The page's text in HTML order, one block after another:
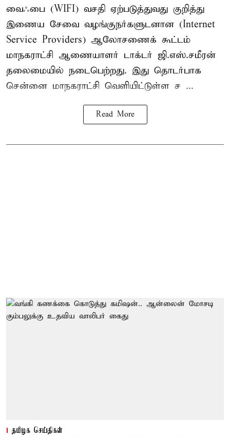
வைஃபை (WIFI) வசதி ஏற்படுத்துவது குறித்து
இணைய சேவை வழங்குநர்களுடனான (Internet
Service Providers) ஆலோசணைக் கூட்டம்
மாநகராட்சி ஆணையாளர் டாக்டர் ஜி.எஸ்.சமீரன்
தலைமையில் நடைபெற்றது. இது தொடர்பாக
சென்னை மாநகராட்சி வெளியிட்டுள்ள ச ...
Read More
தமிழக செய்திகள்